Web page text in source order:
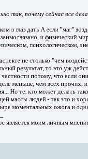
так, почему сейчас все
в глаз дать А если "маг"
и физический
психологическом,
не столько "чем
результат, то это уж
потому, что если
меньше, чем всех прочих,
Но те, кто может делать
массы людей - так это и
моментальных ожога и
является моим личным